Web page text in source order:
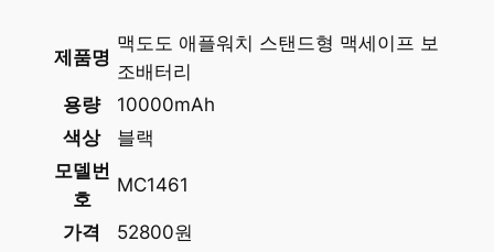
제품명
맥도도 애플워치 스탠드형 맥세이프 보
조배터리
용량
10000mAh
색상
블랙
모델번
호
MC1461
가격
52800원